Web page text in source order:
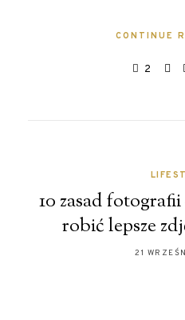
CONTINUE
2
10 zasad
robić lepsze
21